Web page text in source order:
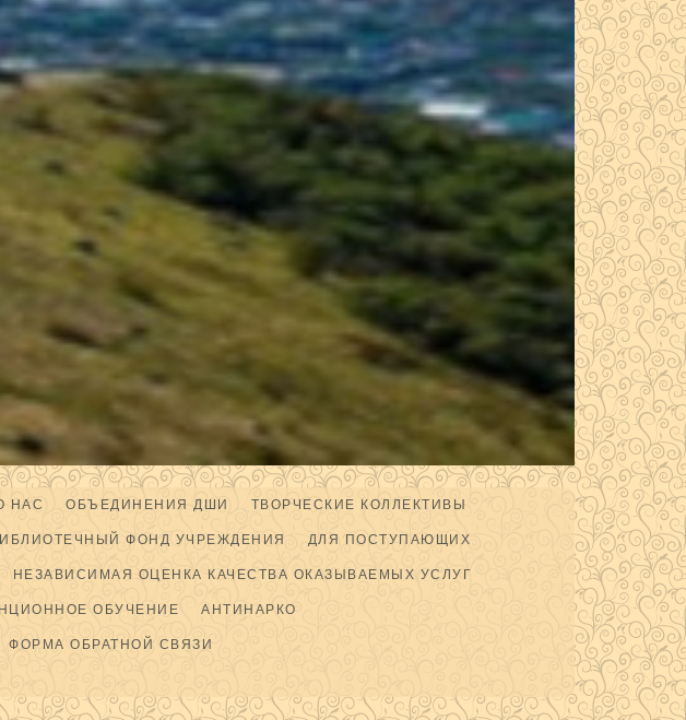
НАС ОБЪЕДИНЕНИЯ ДШИ ТВОРЧЕСКИЕ КОЛЛЕКТИВЫ
ФОНД УЧРЕЖДЕНИЯ ДЛЯ ПОСТУПАЮЩИХ
НЕЗАВИСИМАЯ ОЦЕНКА КАЧЕСТВА ОКАЗЫВАЕМЫХ УСЛУГ
ОБУЧЕНИЕ АНТИНАРКО
ФОРМА ОБРАТНОЙ СВЯЗИ